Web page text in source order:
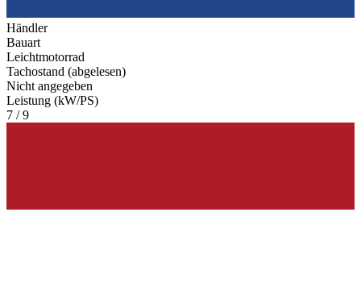
Händler
Bauart
Leichtmotorrad
Tachostand (abgelesen)
Nicht angegeben
Leistung (kW/PS)
7 / 9